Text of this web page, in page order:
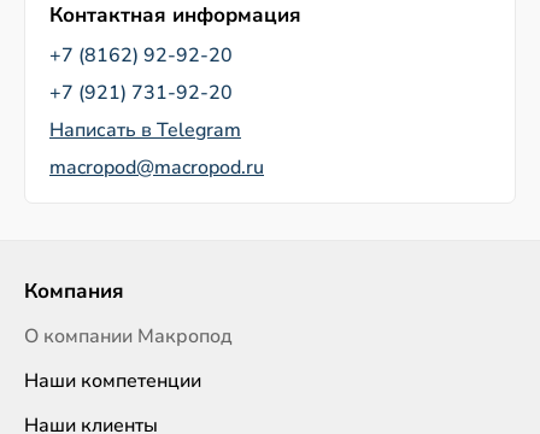
Контактная информация
+7 (8162) 92-92-20
+7 (921) 731-92-20
Написать в Telegram
macropod@macropod.ru
Компания
О компании Макропод
Наши компетенции
Наши клиенты